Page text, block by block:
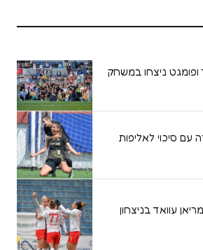
ופומגט ניצחו במשחק
עם סיכוי לאליפות
עוואד בניצחון